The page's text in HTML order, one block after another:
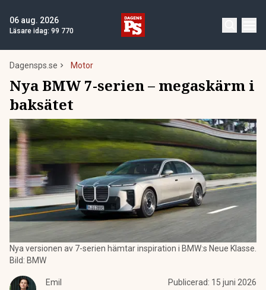
06 aug. 2026
Läsare idag: 99 770
Dagensps.se Motor
Nya BMW 7-serien – megaskärm i
baksätet
Nya versionen av 7-serien hämtar inspiration i BMW:s Neue Klasse.
Bild: BMW
Emil
Publicerad: 15 juni 2026